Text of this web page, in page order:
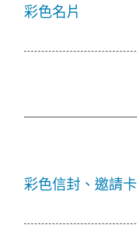
彩色名片
彩色信封、邀請卡